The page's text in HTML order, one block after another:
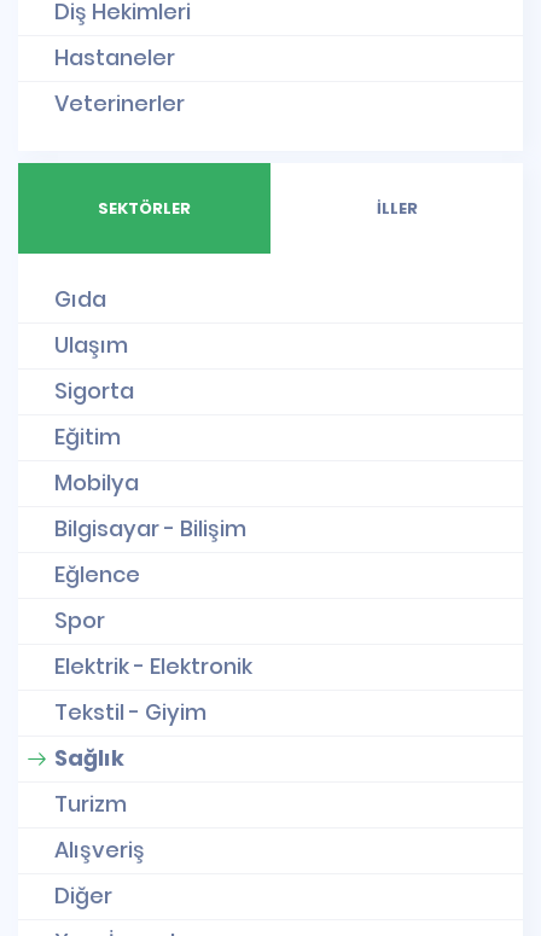
Diş Hekimleri
Hastaneler
Veterinerler
SEKTÖRLER İLLER
Gıda
Ulaşım
Sigorta
Eğitim
Mobilya
Bilgisayar - Bilişim
Eğlence
Spor
Elektrik - Elektronik
Tekstil - Giyim
Sağlık
Turizm
Alışveriş
Diğer